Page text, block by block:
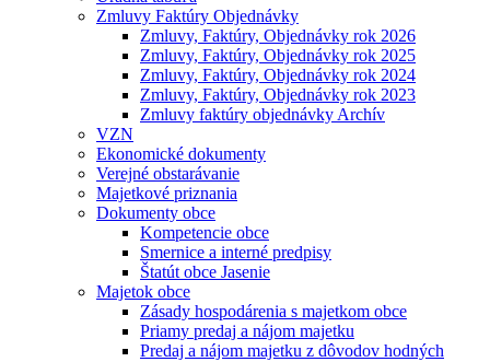
Zmluvy Faktúry Objednávky
Zmluvy, Faktúry, Objednávky rok 2026
Zmluvy, Faktúry, Objednávky rok 2025
Zmluvy, Faktúry, Objednávky rok 2024
Zmluvy, Faktúry, Objednávky rok 2023
Zmluvy faktúry objednávky Archív
VZN
Ekonomické dokumenty
Verejné obstarávanie
Majetkové priznania
Dokumenty obce
Kompetencie obce
Smernice a interné predpisy
Štatút obce Jasenie
Majetok obce
Zásady hospodárenia s majetkom obce
Priamy predaj a nájom majetku
Predaj a nájom majetku z dôvodov hodných